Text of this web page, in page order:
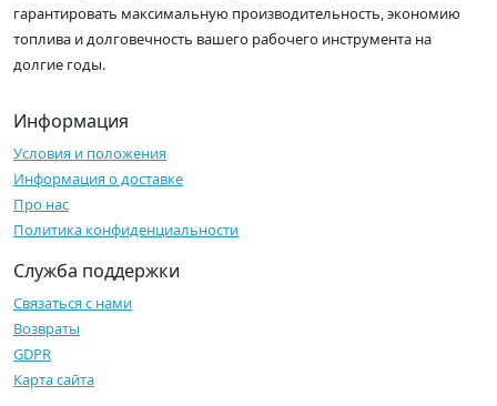
гарантировать максимальную производительность, экономию
топлива и долговечность вашего рабочего инструмента на
долгие годы.
Информация
Условия и положения
Информация о доставке
Про нас
Политика конфиденциальности
Служба поддержки
Связаться с нами
Возвраты
GDPR
Карта сайта